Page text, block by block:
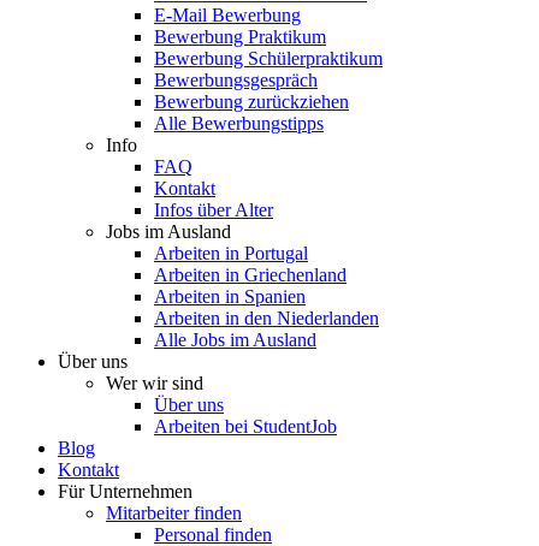
E-Mail Bewerbung
Bewerbung Praktikum
Bewerbung Schülerpraktikum
Bewerbungsgespräch
Bewerbung zurückziehen
Alle Bewerbungstipps
Info
FAQ
Kontakt
Infos über Alter
Jobs im Ausland
Arbeiten in Portugal
Arbeiten in Griechenland
Arbeiten in Spanien
Arbeiten in den Niederlanden
Alle Jobs im Ausland
Über uns
Wer wir sind
Über uns
Arbeiten bei StudentJob
Blog
Kontakt
Für Unternehmen
Mitarbeiter finden
Personal finden